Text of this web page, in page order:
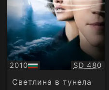
2010
БГ
аудио
Качество:
SD 480
Светлина в тунела